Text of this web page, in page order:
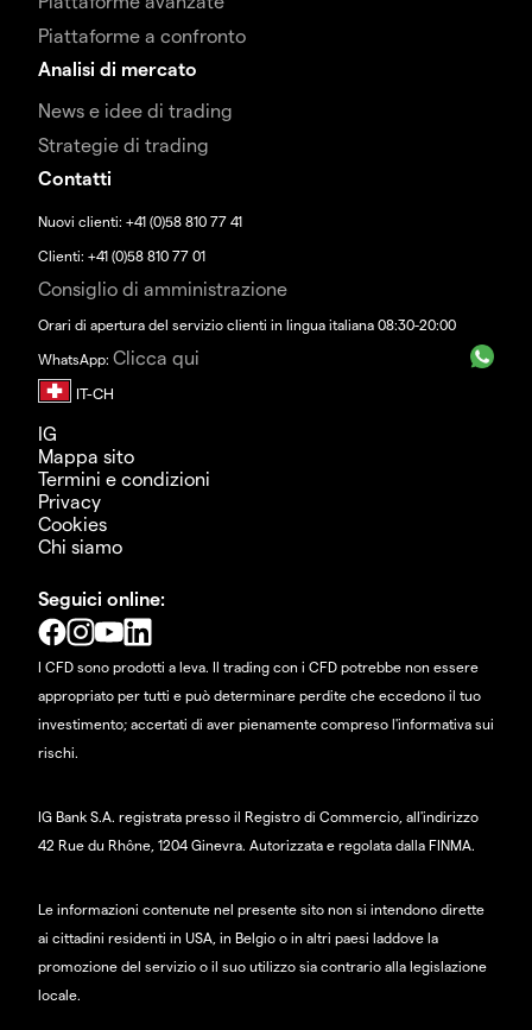
Piattaforme a confronto
Analisi di mercato
News e idee di trading
Strategie di trading
Contatti
Nuovi clienti: +41 (0)58 810 77 41
Clienti: +41 (0)58 810 77 01
Consiglio di amministrazione
Orari di apertura del servizio clienti in lingua italiana 08:30-20:00
WhatsApp: Clicca qui
IG
Mappa sito
Termini e condizioni
Privacy
Cookies
Chi siamo
Seguici online:
I CFD sono prodotti a leva. Il trading con i CFD potrebbe non essere
appropriato per tutti e può determinare perdite che eccedono il tuo
investimento; accertati di aver pienamente compreso l'informativa sui
rischi.
IG Bank S.A. registrata presso il Registro di Commercio, all'indirizzo
42 Rue du Rhône, 1204 Ginevra. Autorizzata e regolata dalla FINMA.
Le informazioni contenute nel presente sito non si intendono dirette
ai cittadini residenti in USA, in Belgio o in altri paesi laddove la
promozione del servizio o il suo utilizzo sia contrario alla legislazione
locale.